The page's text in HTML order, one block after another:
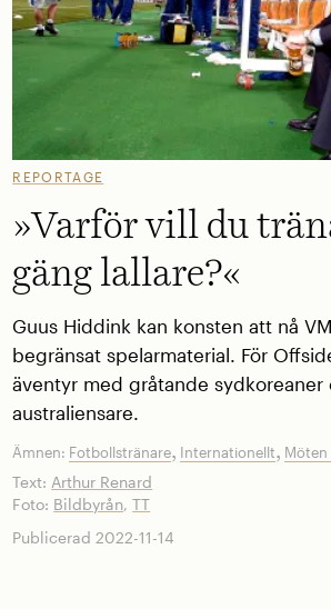
REPORTAGE
»Varför vill du
gäng lallare?«
Guus Hiddink kan konsten att nå
begränsat spelarmaterial. För
äventyr med gråtande sydkoreaner
australiensare.
Ämnen: Fotbollstränare, Internationellt, Möten
Text: Arthur Renard
Foto: Bildbyrån,TT
Publicerad 2022-11-14